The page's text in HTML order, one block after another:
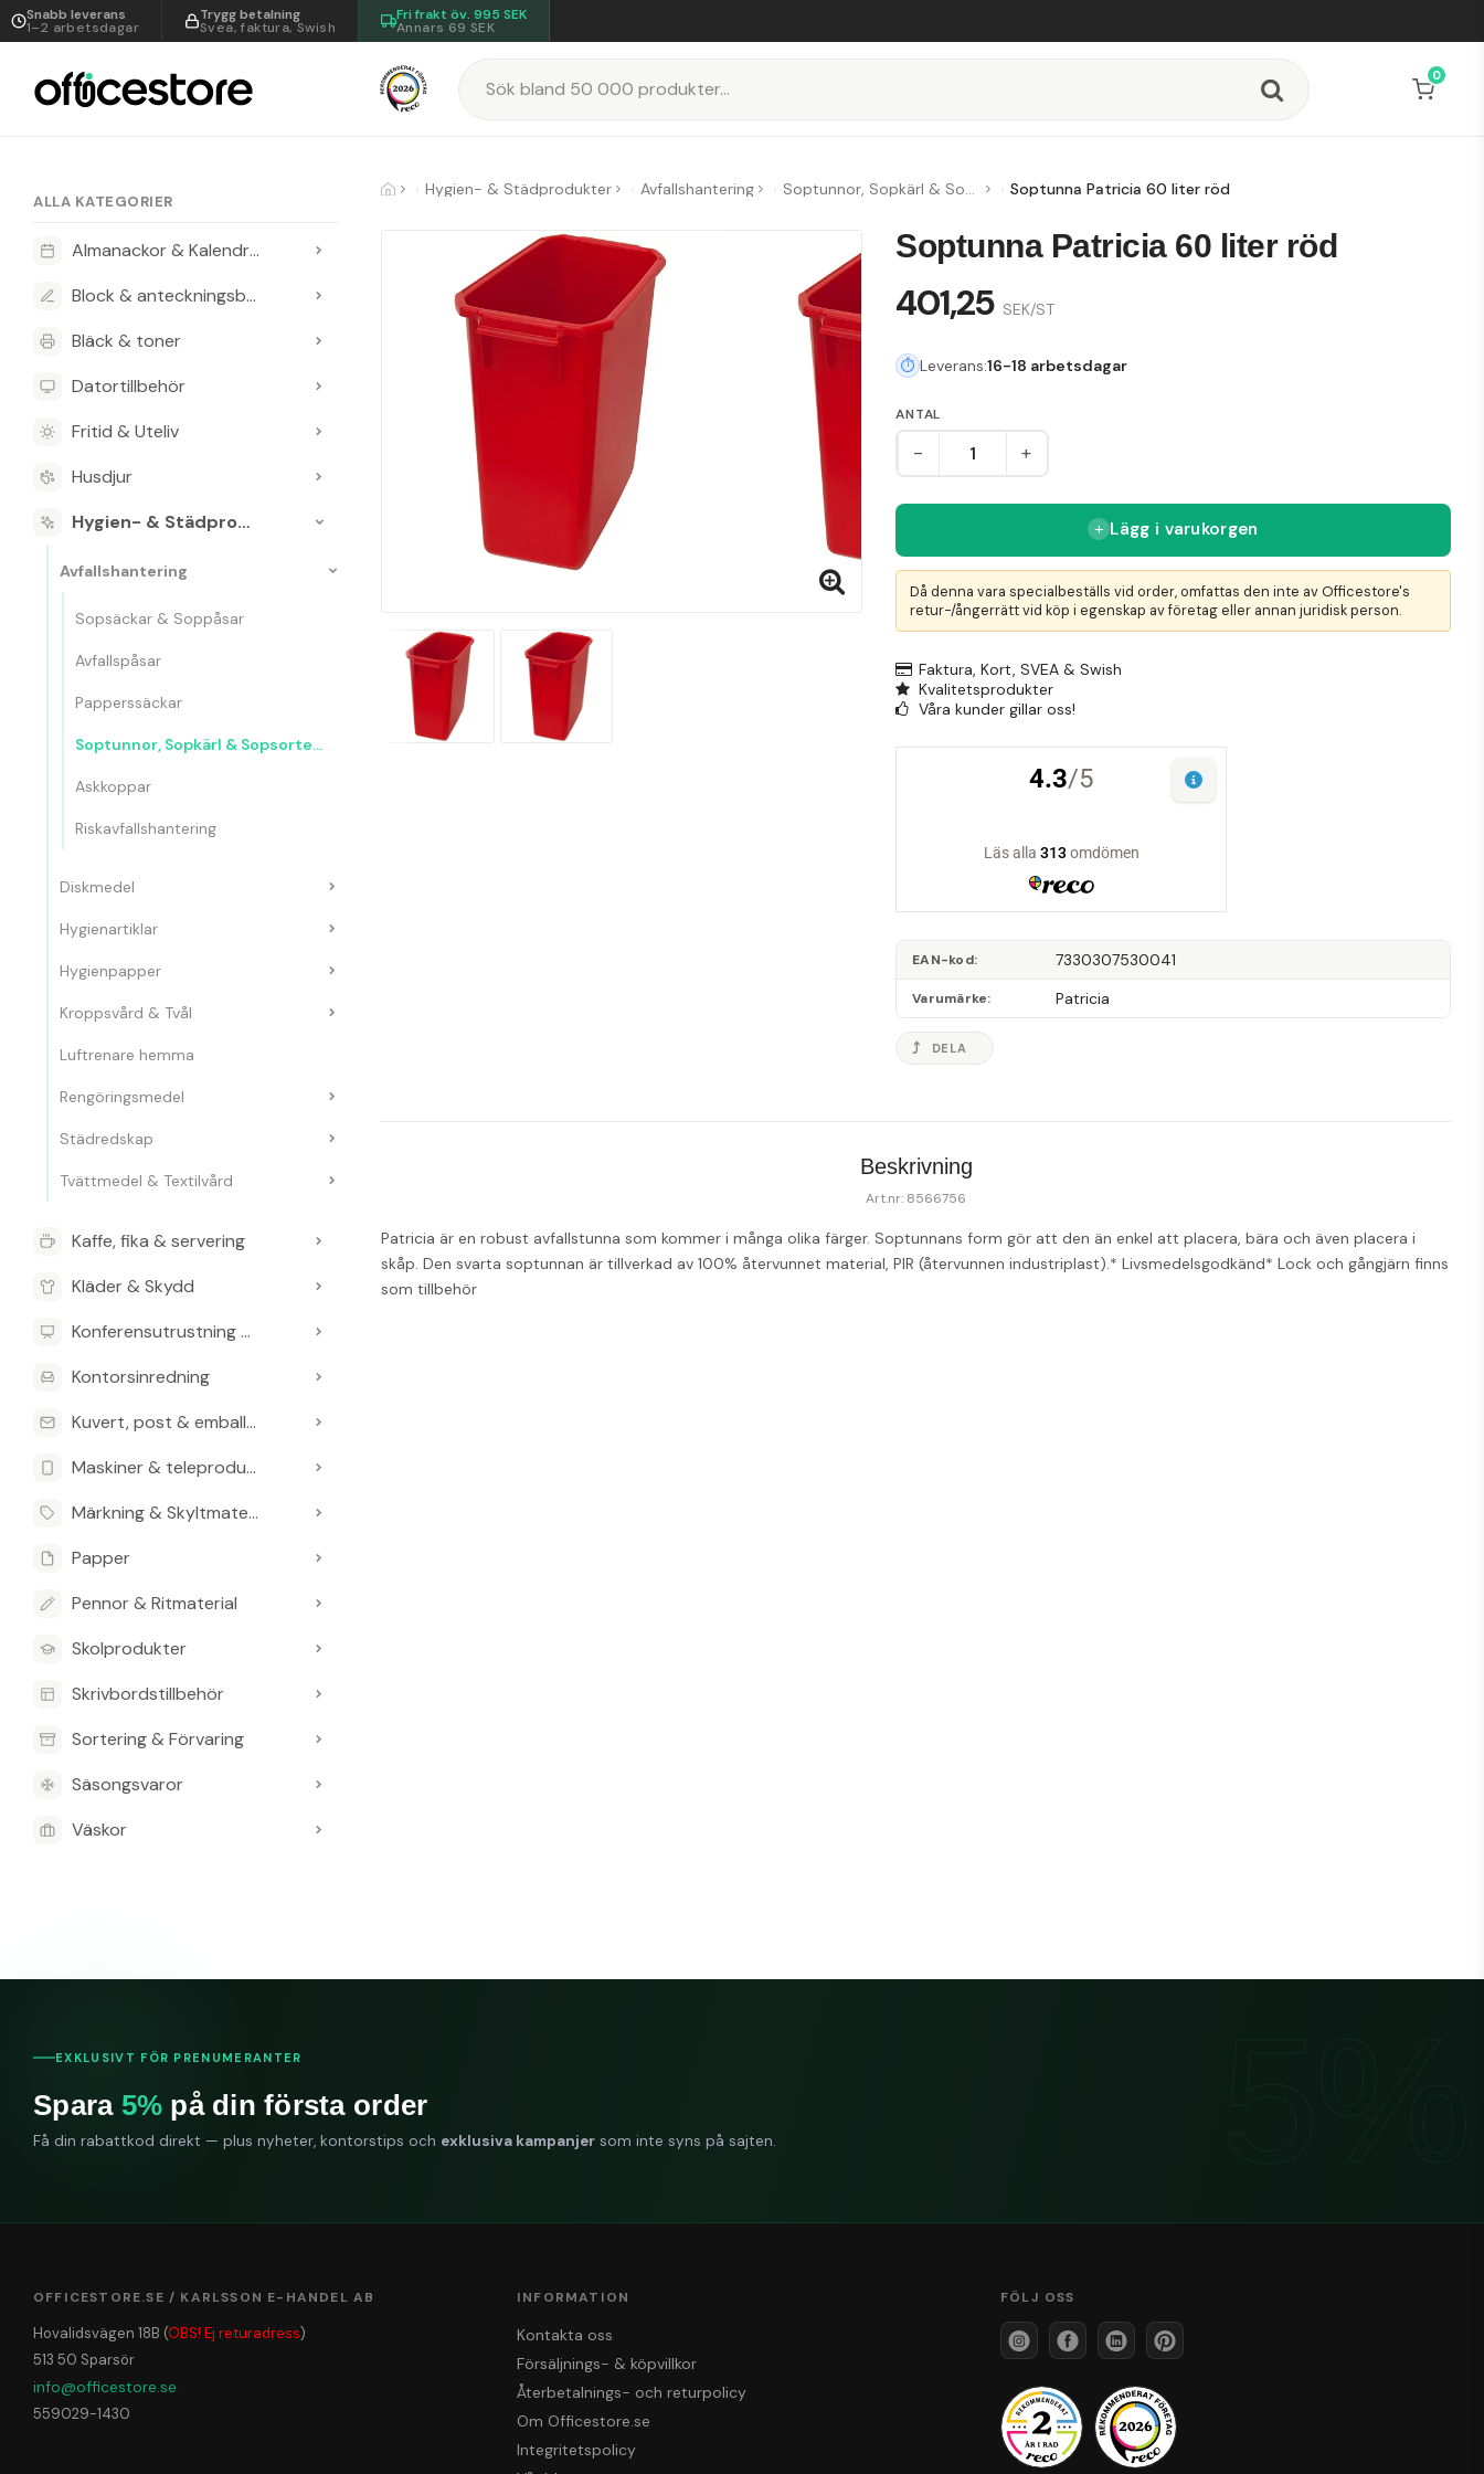
Snabb leverans
1–2 arbetsdagar
Trygg betalning
Svea, faktura, Swish
Fri frakt öv. 995 SEK
Annars 69 SEK
0
ALLA KATEGORIER
Almanackor & Kalendrar
Block & anteckningsböcker
Bläck & toner
Datortillbehör
Fritid & Uteliv
Husdjur
Hygien- & Städprodukter
Avfallshantering
Sopsäckar & Soppåsar
Avfallspåsar
Papperssäckar
Soptunnor, Sopkärl & Sopsorteringskärl
Askkoppar
Riskavfallshantering
Diskmedel
Hygienartiklar
Hygienpapper
Kroppsvård & Tvål
Luftrenare hemma
Rengöringsmedel
Städredskap
Tvättmedel & Textilvård
Kaffe, fika & servering
Kläder & Skydd
Konferensutrustning & Presentationsutrustning
Kontorsinredning
Kuvert, post & emballage
Maskiner & teleprodukter
Märkning & Skyltmaterial
Papper
Pennor & Ritmaterial
Skolprodukter
Skrivbordstillbehör
Sortering & Förvaring
Säsongsvaror
Väskor
Hygien- & Städprodukter Avfallshantering Soptunnor, Sopkärl & Sopsorteringskärl Soptunna Patricia 60 liter röd
Soptunna Patricia 60 liter röd
401,25 SEK/ST
Leverans:16-18 arbetsdagar
ANTAL
- +
Lägg i varukorgen
Då denna vara specialbeställs vid order, omfattas den inte av Officestore's
retur-/ångerrätt vid köp i egenskap av företag eller annan juridisk person.
Faktura, Kort, SVEA & Swish
Kvalitetsprodukter
Våra kunder gillar oss!
EAN-kod 7330307530041
Varumärke Patricia
DELA
Beskrivning
Art.nr: 8566756
Patricia är en robust avfallstunna som kommer i många olika färger. Soptunnans form gör att den än enkel att placera, bära och även placera i
skåp. Den svarta soptunnan är tillverkad av 100% återvunnet material, PIR (återvunnen industriplast).* Livsmedelsgodkänd* Lock och gångjärn finns
som tillbehör
OFFICESTORE.SE / KARLSSON E-HANDEL AB
Hovalidsvägen 18B (OBS! Ej returadress)
513 50 Sparsör
info@officestore.se
559029-1430
INFORMATION
Kontakta oss
Försäljnings- & köpvillkor
Återbetalnings- och returpolicy
Om Officestore.se
Integritetspolicy
FÖLJ OSS
EXKLUSIVT FÖR PRENUMERANTER
Spara 5% på din första order
Få din rabattkod direkt — plus nyheter, kontorstips och exklusiva kampanjer som inte syns på sajten.